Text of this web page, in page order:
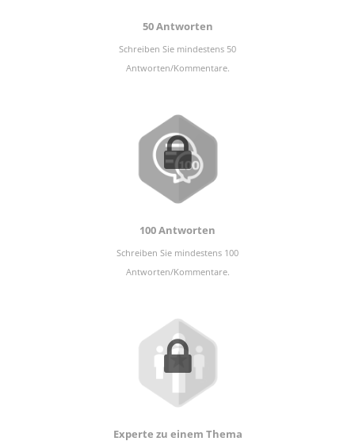
50 Antworten
Schreiben Sie mindestens 50
Antworten/Kommentare.
100 Antworten
Schreiben Sie mindestens 100
Antworten/Kommentare.
Experte zu einem Thema